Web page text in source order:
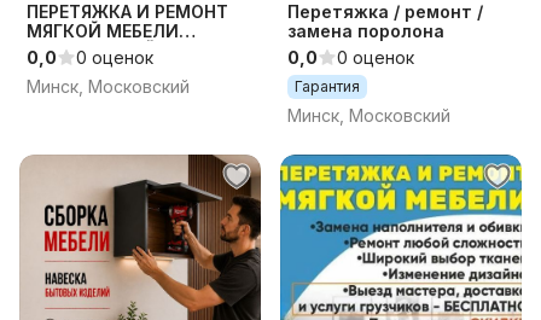
ПЕРЕТЯЖКА И РЕМОНТ
МЯГКОЙ МЕБЕЛИ
МОСКОВСКИЙ Р-Н. без
предоплаты и в
рассрочку на 12 мес.
0,0
0 оценок
Минск, Московский
Перетяжка / ремонт /
замена поролона
0,0
0 оценок
Гарантия
Минск, Московский